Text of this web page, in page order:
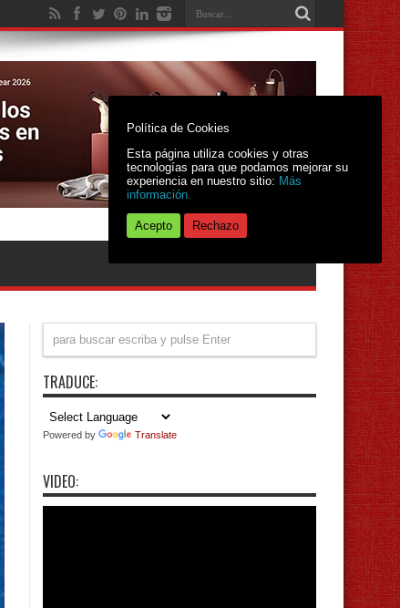
TRADUCE:
Powered by Translate
VIDEO:
Política de Cookies
Esta página utiliza cookies y otras
tecnologías para que podamos mejorar su
experiencia en nuestro sitio: Más
información.
Acepto Rechazo